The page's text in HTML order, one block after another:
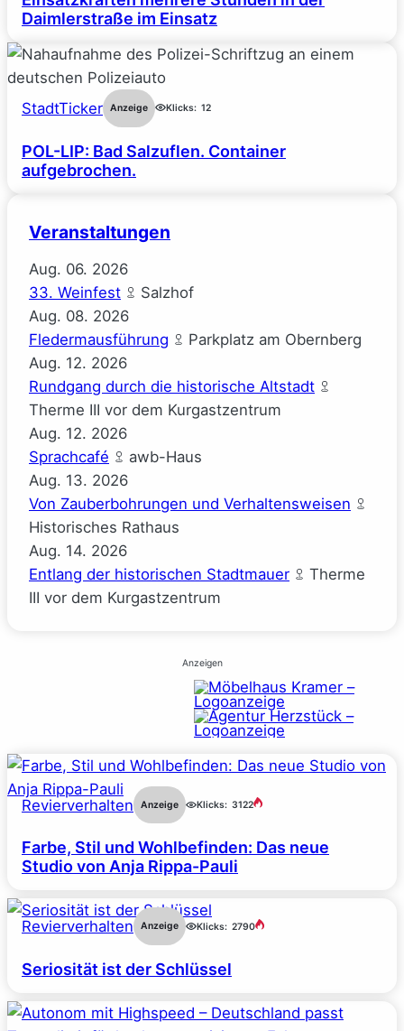
Daimlerstraße im Einsatz
StadtTicker Anzeige Klicks: 12
POL-LIP: Bad Salzuflen. Container
aufgebrochen.
Veranstaltungen
Aug. 06. 2026
33. Weinfest
Salzhof
Aug. 08. 2026
Fledermausführung
Parkplatz am Obernberg
Aug. 12. 2026
Rundgang durch die historische Altstadt
Therme III vor dem Kurgastzentrum
Aug. 12. 2026
Sprachcafé
awb-Haus
Aug. 13. 2026
Von Zauberbohrungen und Verhaltensweisen
Historisches Rathaus
Aug. 14. 2026
Entlang der historischen Stadtmauer
Therme
III vor dem Kurgastzentrum
Anzeigen
Revierverhalten Anzeige Klicks: 3122
Farbe, Stil und Wohlbefinden: Das neue
Studio von Anja Rippa-Pauli
Revierverhalten Anzeige Klicks: 2790
Seriosität ist der Schlüssel